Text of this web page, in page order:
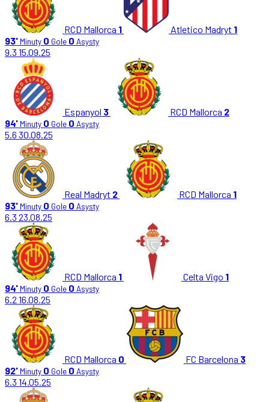
RCD Mallorca 1 Atletico Madryt 1
93' Minuty 0 Gole 0 Asysty
9.3 15.09.25
Espanyol 3 RCD Mallorca 2
94' Minuty 0 Gole 0 Asysty
5.6 30.08.25
Real Madryt 2 RCD Mallorca 1
93' Minuty 0 Gole 0 Asysty
6.3 23.08.25
RCD Mallorca 1 Celta Vigo 1
94' Minuty 0 Gole 0 Asysty
6.2 16.08.25
RCD Mallorca 0 FC Barcelona 3
92' Minuty 0 Gole 0 Asysty
6.3 14.05.25